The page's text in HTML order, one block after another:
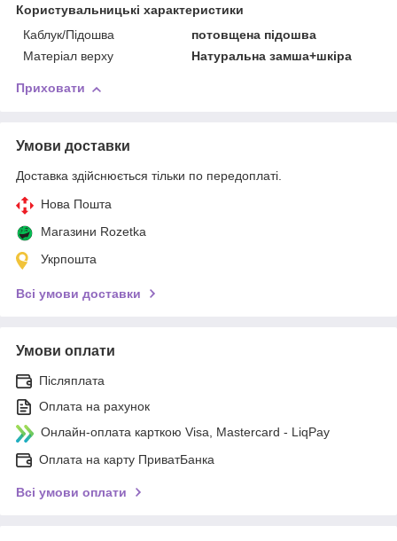
Користувальницькі характеристики
Каблук/Підошва
потовщена підошва
Матеріал верху
Натуральна замша+шкіра
Приховати
Умови доставки
Доставка здійснюється тільки по передоплаті.
Нова Пошта
Магазини Rozetka
Укрпошта
Всі умови доставки
Умови оплати
Післяплата
Оплата на рахунок
Онлайн-оплата карткою Visa, Mastercard - LiqPay
Оплата на карту ПриватБанка
Всі умови оплати